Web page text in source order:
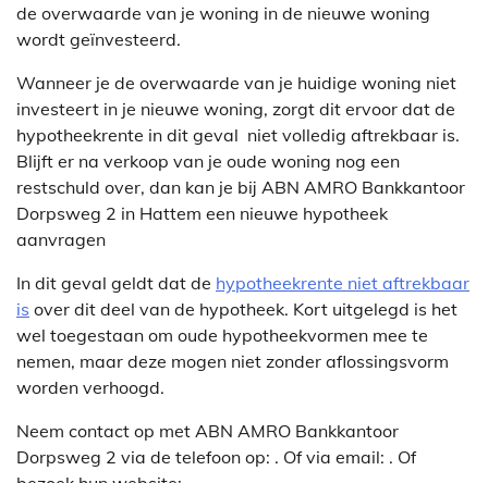
de overwaarde van je woning in de nieuwe woning
wordt geïnvesteerd.
Wanneer je de overwaarde van je huidige woning niet
investeert in je nieuwe woning, zorgt dit ervoor dat de
hypotheekrente in dit geval niet volledig aftrekbaar is.
Blijft er na verkoop van je oude woning nog een
restschuld over, dan kan je bij ABN AMRO Bankkantoor
Dorpsweg 2 in Hattem een nieuwe hypotheek
aanvragen
In dit geval geldt dat de hypotheekrente niet aftrekbaar
is over dit deel van de hypotheek. Kort uitgelegd is het
wel toegestaan om oude hypotheekvormen mee te
nemen, maar deze mogen niet zonder aflossingsvorm
worden verhoogd.
Neem contact op met ABN AMRO Bankkantoor
Dorpsweg 2 via de telefoon op: . Of via email: . Of